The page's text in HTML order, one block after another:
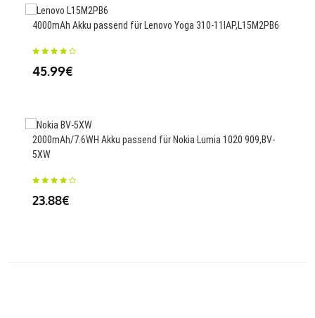
4000mAh Akku passend für Lenovo Yoga 310-11IAP,L15M2PB6
45.99€
2000mAh/7.6WH Akku passend für Nokia Lumia 1020 909,BV-
5XW
23.88€